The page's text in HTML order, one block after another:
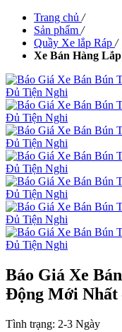
Trang chủ /
Sản phẩm /
Quầy Xe lắp Ráp /
Xe Bán Hàng
Báo Giá Xe
Động Mới
Tình trạng: 2-3 Ngày